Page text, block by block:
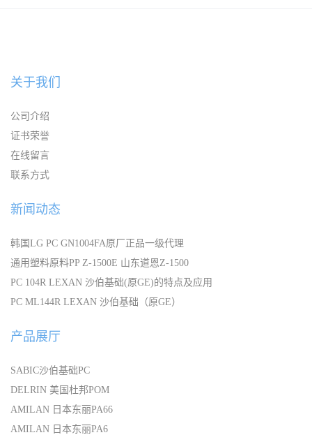
关于我们
公司介绍
证书荣誉
在线留言
联系方式
新闻动态
韩国LG PC GN1004FA原厂正品一级代理
通用塑料原料PP Z-1500E 山东道恩Z-1500
PC 104R LEXAN 沙伯基础(原GE)的特点及应用
PC ML144R LEXAN 沙伯基础（原GE）
产品展厅
SABIC沙伯基础PC
DELRIN 美国杜邦POM
AMILAN 日本东丽PA66
AMILAN 日本东丽PA6